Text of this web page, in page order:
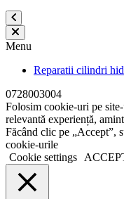
Menu
Reparatii cilindri
0728003004
Folosim cookie-uri pe
relevantă experiență,
Făcând clic pe „Accept”,
cookie-urile
Cookie settings